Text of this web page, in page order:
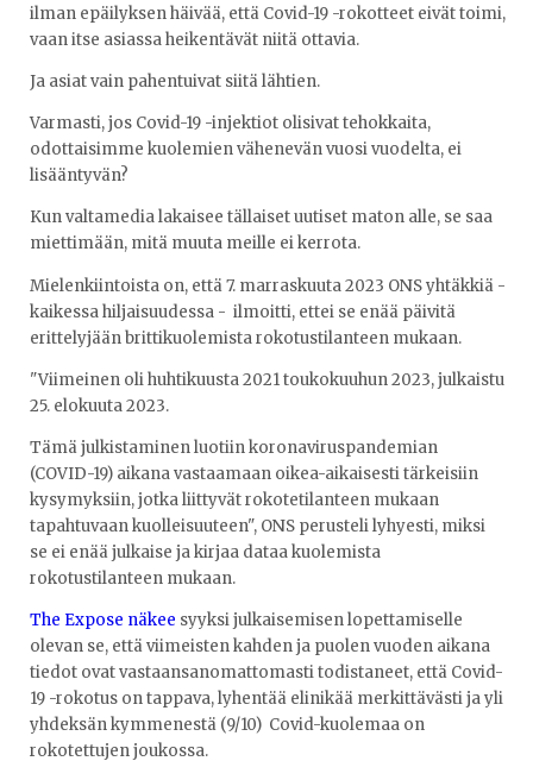
ilman epäilyksen häivää, että Covid-19 -rokotteet eivät toimi,
vaan itse asiassa heikentävät niitä ottavia.
Ja asiat vain pahentuivat siitä lähtien.
Varmasti, jos Covid-19 -injektiot olisivat tehokkaita,
odottaisimme kuolemien vähenevän vuosi vuodelta, ei
lisääntyvän?
Kun valtamedia lakaisee tällaiset uutiset maton alle, se saa
miettimään, mitä muuta meille ei kerrota.
Mielenkiintoista on, että 7. marraskuuta 2023 ONS yhtäkkiä -
kaikessa hiljaisuudessa - ilmoitti, ettei se enää päivitä
erittelyjään brittikuolemista rokotustilanteen mukaan.
"Viimeinen oli huhtikuusta 2021 toukokuuhun 2023, julkaistu
25. elokuuta 2023.
Tämä julkistaminen luotiin koronaviruspandemian
(COVID-19) aikana vastaamaan oikea-aikaisesti tärkeisiin
kysymyksiin, jotka liittyvät rokotetilanteen mukaan
tapahtuvaan kuolleisuuteen", ONS perusteli lyhyesti, miksi
se ei enää julkaise ja kirjaa dataa kuolemista
rokotustilanteen mukaan.
The Expose näkee syyksi julkaisemisen lopettamiselle
olevan se, että viimeisten kahden ja puolen vuoden aikana
tiedot ovat vastaansanomattomasti todistaneet, että Covid-
19 -rokotus on tappava, lyhentää elinikää merkittävästi ja yli
yhdeksän kymmenestä (9/10) Covid-kuolemaa on
rokotettujen joukossa.